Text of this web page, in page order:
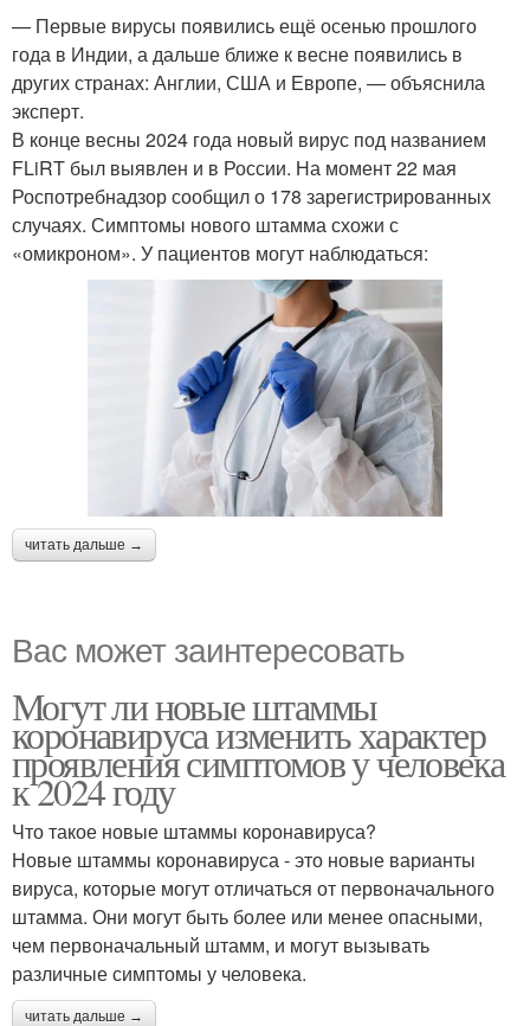
— Первые вирусы появились ещё осенью прошлого
года в Индии, а дальше ближе к весне появились в
других странах: Англии, США и Европе, — объяснила
эксперт.
В конце весны 2024 года новый вирус под названием
FLiRT был выявлен и в России. На момент 22 мая
Роспотребнадзор сообщил о 178 зарегистрированных
случаях. Симптомы нового штамма схожи с
«омикроном». У пациентов могут наблюдаться:
читать дальше →
Вас может заинтересовать
Могут ли новые штаммы
коронавируса изменить характер
проявления симптомов у человека
к 2024 году
Что такое новые штаммы коронавируса?
Новые штаммы коронавируса - это новые варианты
вируса, которые могут отличаться от первоначального
штамма. Они могут быть более или менее опасными,
чем первоначальный штамм, и могут вызывать
различные симптомы у человека.
читать дальше →